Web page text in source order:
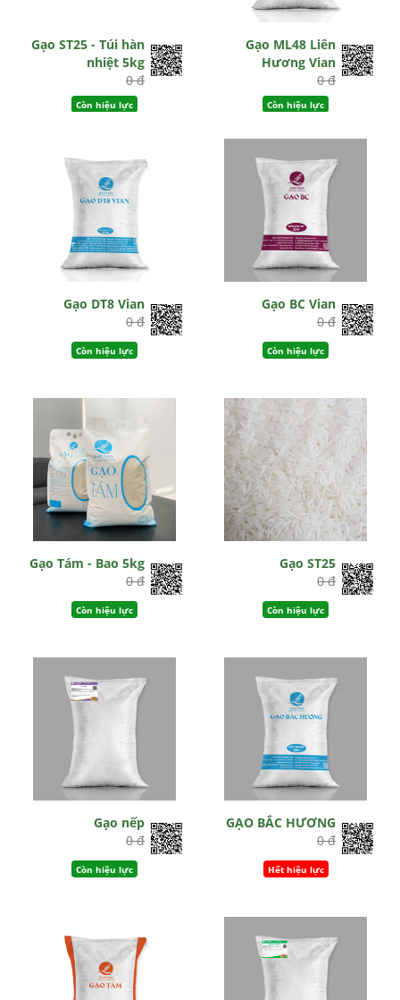
Gạo ST25 - Túi hàn
nhiệt 5kg
0 đ
Còn hiệu lực
Gạo ML48 Liên
Hương Vian
0 đ
Còn hiệu lực
Gạo DT8 Vian
0 đ
Còn hiệu lực
Gạo BC Vian
0 đ
Còn hiệu lực
Gạo Tám - Bao 5kg
0 đ
Còn hiệu lực
Gạo ST25
0 đ
Còn hiệu lực
Gạo nếp
0 đ
Còn hiệu lực
GẠO BẮC HƯƠNG
0 đ
Hết hiệu lực